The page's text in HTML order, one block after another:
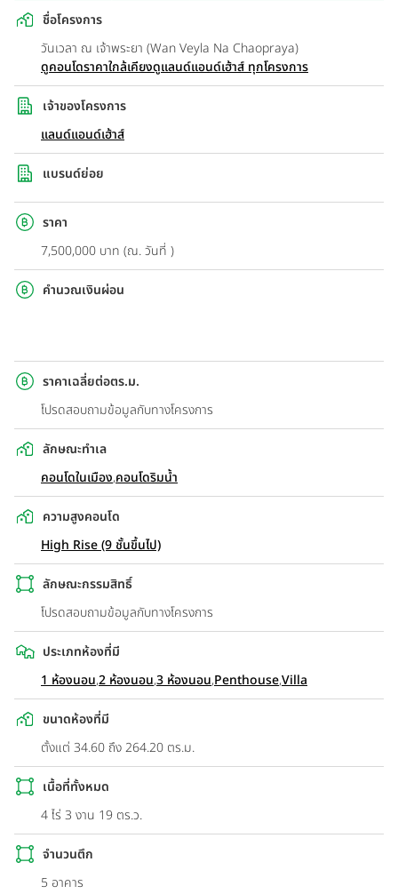
ชื่อโครงการ
วันเวลา ณ เจ้าพระยา (Wan Veyla Na Chaopraya)
ดูคอนโดราคาใกล้เคียงดูแลนด์แอนด์เฮ้าส์ ทุกโครงการ
เจ้าของโครงการ
แลนด์แอนด์เฮ้าส์
แบรนด์ย่อย
ราคา
7,500,000 บาท (ณ. วันที่ )
คำนวณเงินผ่อน
ราคาเฉลี่ยต่อตร.ม.
โปรดสอบถามข้อมูลกับทางโครงการ
ลักษณะทำเล
คอนโดในเมือง,คอนโดริมน้ำ
ความสูงคอนโด
High Rise (9 ชั้นขึ้นไป)
ลักษณะกรรมสิทธิ์
โปรดสอบถามข้อมูลกับทางโครงการ
ประเภทห้องที่มี
1 ห้องนอน,2 ห้องนอน,3 ห้องนอน,Penthouse,Villa
ขนาดห้องที่มี
ตั้งแต่ 34.60 ถึง 264.20 ตร.ม.
เนื้อที่ทั้งหมด
4 ไร่ 3 งาน 19 ตร.ว.
จำนวนตึก
5 อาคาร